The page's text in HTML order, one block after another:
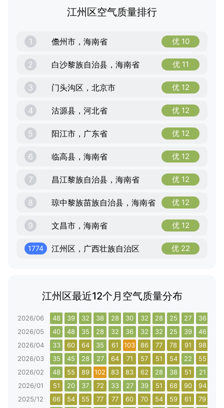
江州区空气质量排行
1 儋州市，海南省 优 10
2 白沙黎族自治县，海南省 优 11
3 门头沟区，北京市 优 12
4 沽源县，河北省 优 12
5 阳江市，广东省 优 12
6 临高县，海南省 优 12
7 昌江黎族自治县，海南省 优 12
8 琼中黎族苗族自治县，海南省 优 12
9 文昌市，海南省 优 12
1774 江州区，广西壮族自治区 优 22
江州区最近12个月空气质量分布
2026/06 48 39 32 38 28 30 32 28 25 27 36
2026/05
40 48 35 28 32 36 32 32 25 39 46
2026/04
33 60 64 35 61 103 86 77 78 91 98
2026/03
35 45 28 27 64 71 57 51 54 22 55
2026/02
48 55 89 102 83 83 62 28 38 51 21
2026/01
51 20 37 72 33 27 39 51 68 90 94
2025/12
66 54 55 77 77 60 70 54 59 61 79